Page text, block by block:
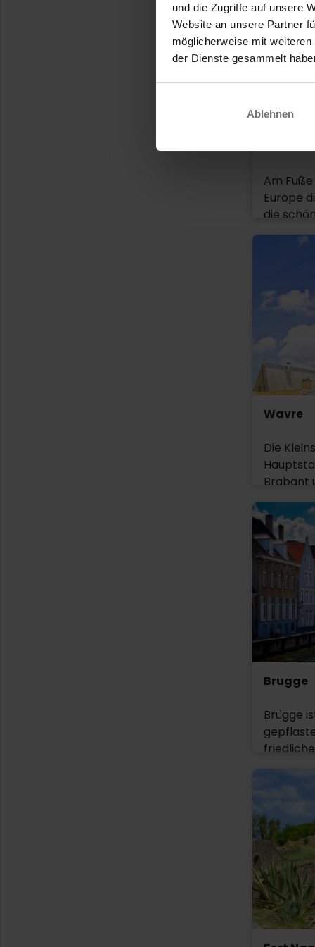
und die Zugriffe auf unsere
Website an unsere Partner
möglicherweise mit
der Dienste gesammelt
Ablehnen
Sohn,
soll
kleine
viele
eines
ihr
Mini-
Am
Europe
die
einen
und
des
Mauer
Ein
Wavre
Die
Brabant
Die
bieten,
Sankt
dem 18.
Walibi-
am Fluss
Am 18.
Schlacht
Hilfe
anders
Brugge
Brügge
einen